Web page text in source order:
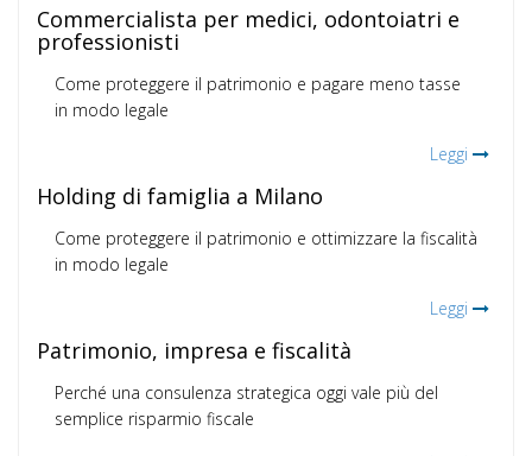
Commercialista per medici, odontoiatri e
professionisti
Come proteggere il patrimonio e pagare meno tasse
in modo legale
Leggi
Holding di famiglia a Milano
Come proteggere il patrimonio e ottimizzare la fiscalità
in modo legale
Leggi
Patrimonio, impresa e fiscalità
Perché una consulenza strategica oggi vale più del
semplice risparmio fiscale